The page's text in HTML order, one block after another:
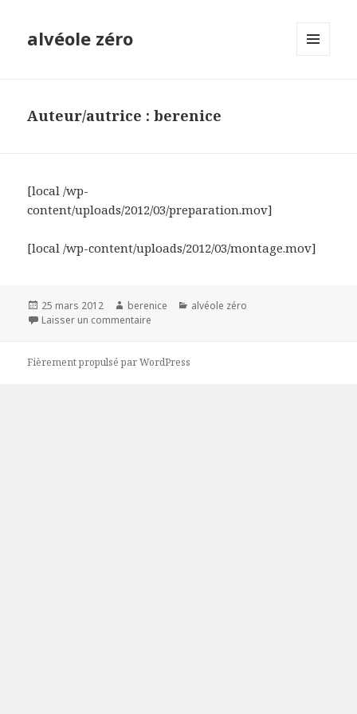
alvéole zéro
Auteur/autrice :berenice
[local /wp-
content/uploads/2012/03/preparation.mov]
[local /wp-content/uploads/2012/03/montage.mov]
Publié
le
25 mars 2012 Auteur
berenice Catégories
alvéole zéro
Laisser un commentaire
Fièrement propulsé par WordPress